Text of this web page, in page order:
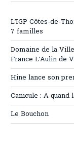
L’IGP Côtes-de-
7 familles
Domaine de la
France L’Aulin de
Hine lance son
Canicule : A quand
Le Bouchon